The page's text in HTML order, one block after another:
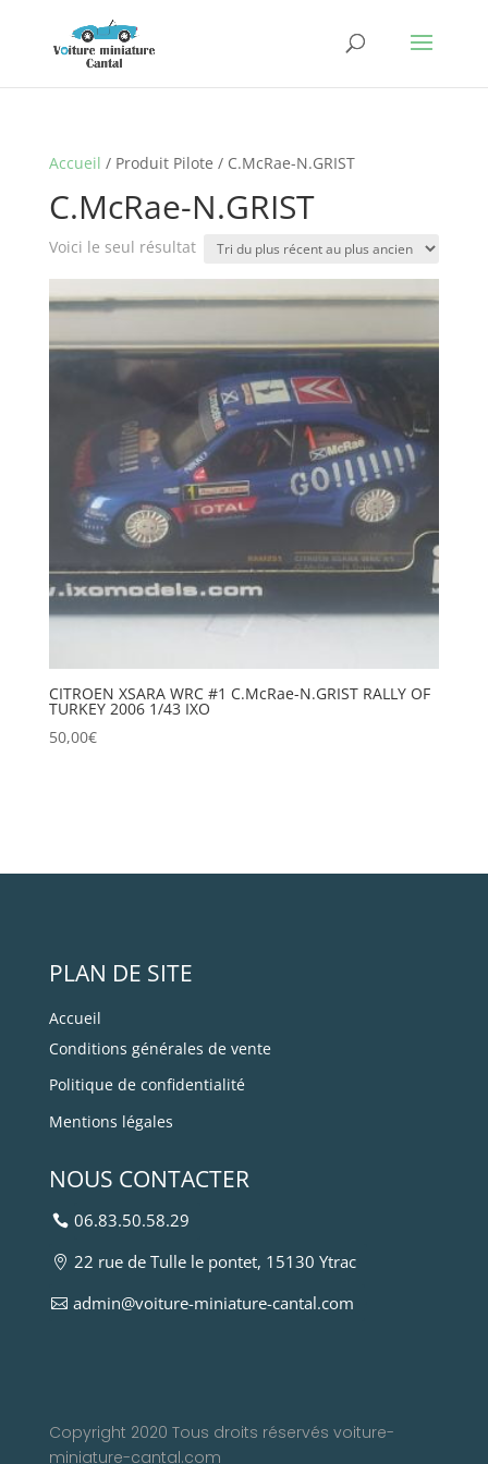
Accueil / Produit Pilote / C.McRae-N.GRIST
C.McRae-N.GRIST
Voici le seul résultat
CITROEN XSARA WRC #1 C.McRae-N.GRIST RALLY OF
TURKEY 2006 1/43 IXO
50,00€
PLAN DE SITE
Accueil
Conditions générales de vente
Politique de confidentialité
Mentions légales
NOUS CONTACTER
06.83.50.58.29
22 rue de Tulle le pontet, 15130 Ytrac
admin@voiture-miniature-cantal.com
Copyright 2020 Tous droits réservés voiture-
miniature-cantal.com